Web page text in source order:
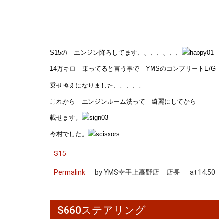
S15の エンジン降ろしてます、、、、、、、
14万キロ 乗ってると言う事で YMSのコンプリートE/G
乗せ換えになりました、、、、、
これから エンジンルーム洗って 綺麗にしてから
載せます。
今村でした。
S15
Permalink by YMS幸手上高野店 店長 at 14:50
S660ステアリング